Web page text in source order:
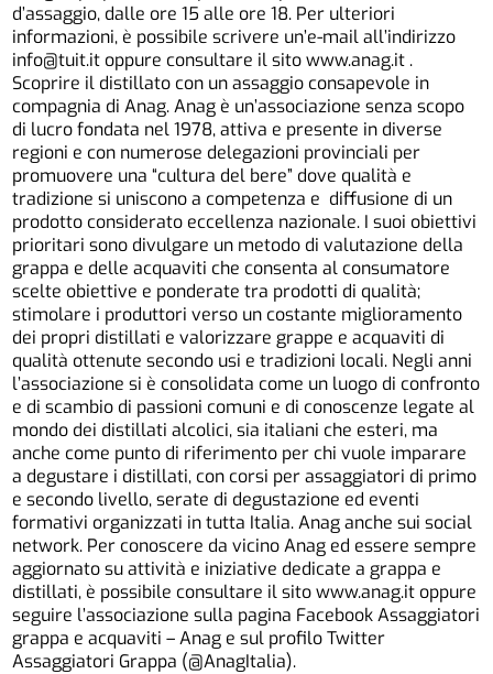
d’assaggio, dalle ore 15 alle ore 18. Per ulteriori
informazioni, è possibile scrivere un’e-mail all’indirizzo
info@tuit.it oppure consultare il sito www.anag.it .
Scoprire il distillato con un assaggio consapevole in
compagnia di Anag. Anag è un’associazione senza scopo
di lucro fondata nel 1978, attiva e presente in diverse
regioni e con numerose delegazioni provinciali per
promuovere una “cultura del bere” dove qualità e
tradizione si uniscono a competenza e diffusione di un
prodotto considerato eccellenza nazionale. I suoi obiettivi
prioritari sono divulgare un metodo di valutazione della
grappa e delle acquaviti che consenta al consumatore
scelte obiettive e ponderate tra prodotti di qualità;
stimolare i produttori verso un costante miglioramento
dei propri distillati e valorizzare grappe e acquaviti di
qualità ottenute secondo usi e tradizioni locali. Negli anni
l’associazione si è consolidata come un luogo di confronto
e di scambio di passioni comuni e di conoscenze legate al
mondo dei distillati alcolici, sia italiani che esteri, ma
anche come punto di riferimento per chi vuole imparare
a degustare i distillati, con corsi per assaggiatori di primo
e secondo livello, serate di degustazione ed eventi
formativi organizzati in tutta Italia. Anag anche sui social
network. Per conoscere da vicino Anag ed essere sempre
aggiornato su attività e iniziative dedicate a grappa e
distillati, è possibile consultare il sito www.anag.it oppure
seguire l’associazione sulla pagina Facebook Assaggiatori
grappa e acquaviti – Anag e sul profilo Twitter
Assaggiatori Grappa (@AnagItalia).